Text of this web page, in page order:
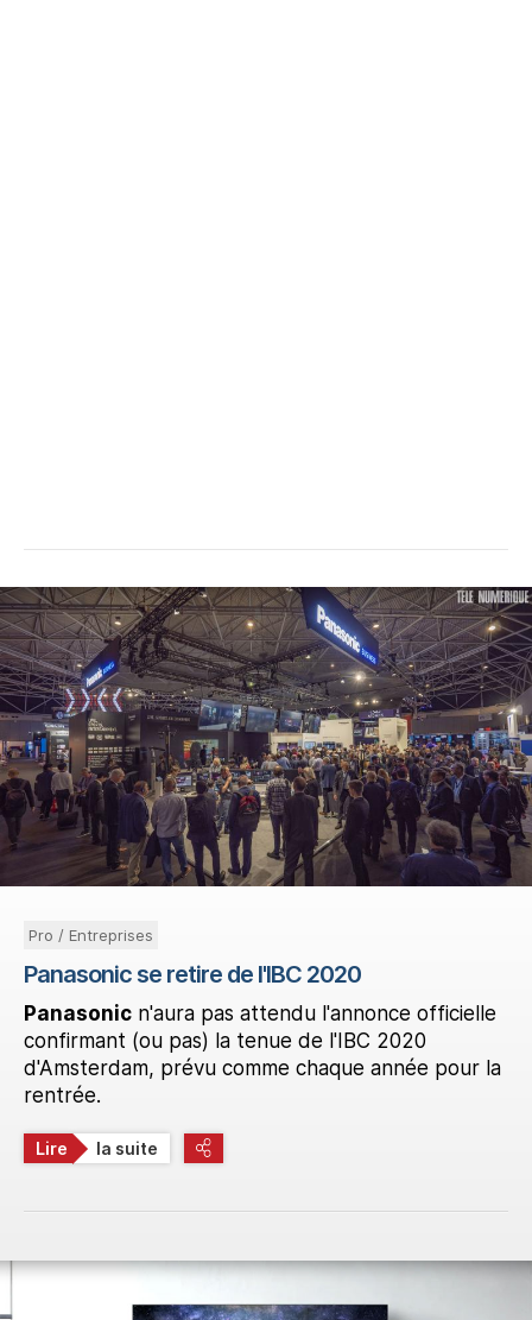
Pro / Entreprises
Panasonic se retire de l'IBC 2020
Panasonic n'aura pas attendu l'annonce officielle
confirmant (ou pas) la tenue de l'IBC 2020
d'Amsterdam, prévu comme chaque année pour la
rentrée.
Lire la suite